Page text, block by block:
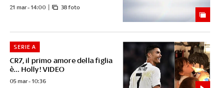
21 mar - 14:00 38 foto
CR7, il primo amore della figlia
è… Holly! VIDEO
SERIE A
05 mar - 10:36